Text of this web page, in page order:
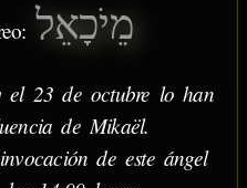
מֵיֹכָאֵל
el 23 de octubre lo han
de Mikaël.
de este ángel